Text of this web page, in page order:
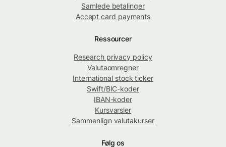
Samlede betalinger
Accept card payments
Ressourcer
Research privacy policy
Valutaomregner
International stock ticker
Swift/BIC-koder
IBAN-koder
Kursvarsler
Sammenlign valutakurser
Følg os